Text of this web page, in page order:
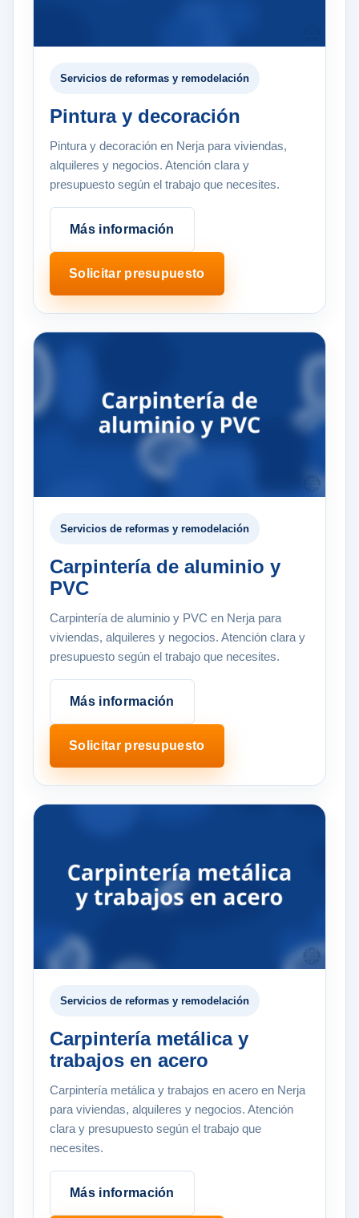
Servicios de reformas y remodelación
Pintura y decoración
Pintura y decoración en Nerja para viviendas,
alquileres y negocios. Atención clara y
presupuesto según el trabajo que necesites.
Más información
Solicitar presupuesto
Servicios de reformas y remodelación
Carpintería de aluminio y
PVC
Carpintería de aluminio y PVC en Nerja para
viviendas, alquileres y negocios. Atención clara y
presupuesto según el trabajo que necesites.
Más información
Solicitar presupuesto
Servicios de reformas y remodelación
Carpintería metálica y
trabajos en acero
Carpintería metálica y trabajos en acero en Nerja
para viviendas, alquileres y negocios. Atención
clara y presupuesto según el trabajo que
necesites.
Más información